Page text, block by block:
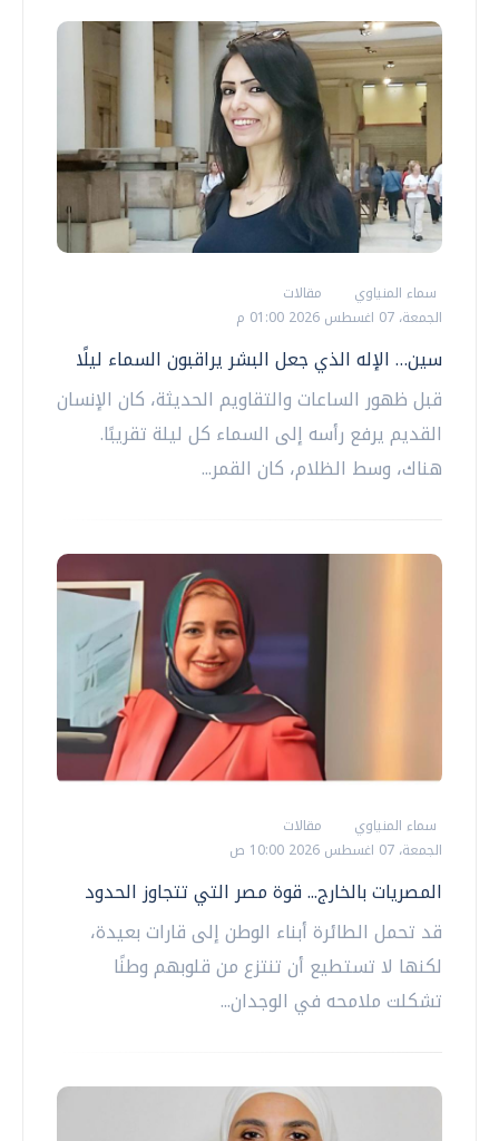
سماء المنياوي
مقالات
الجمعة، 07 اغسطس 2026 01:00 م
سين… الإله الذي جعل البشر يراقبون السماء ليلًا
قبل ظهور الساعات والتقاويم الحديثة، كان الإنسان
القديم يرفع رأسه إلى السماء كل ليلة تقريبًا.
هناك، وسط الظلام، كان القمر...
سماء المنياوي
مقالات
الجمعة، 07 اغسطس 2026 10:00 ص
المصريات بالخارج... قوة مصر التي تتجاوز الحدود
قد تحمل الطائرة أبناء الوطن إلى قارات بعيدة،
لكنها لا تستطيع أن تنتزع من قلوبهم وطنًا
تشكلت ملامحه في الوجدان...